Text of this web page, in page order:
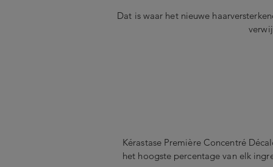
Dat is waar het nieuwe
Kérastase Première Concentré
het hoogste percentage van elk